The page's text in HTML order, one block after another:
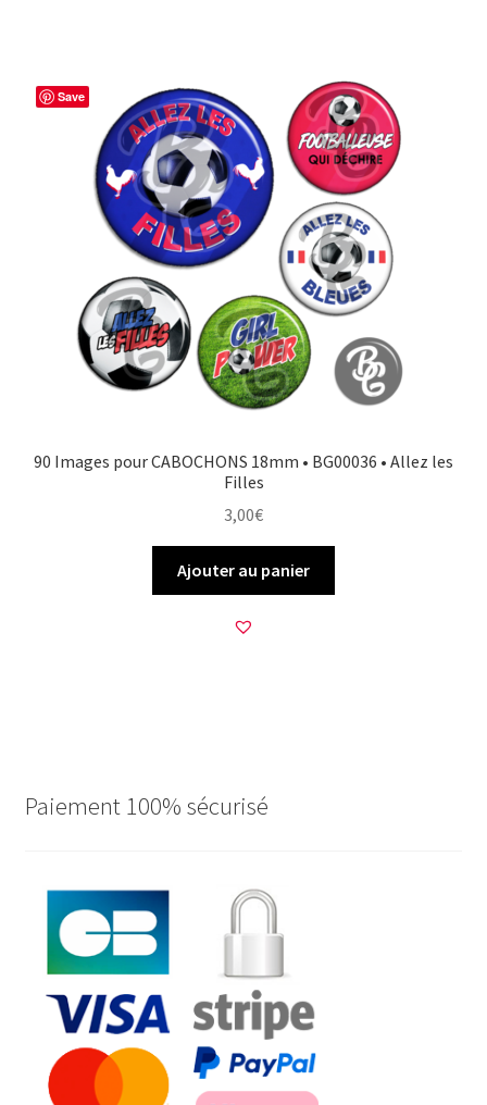
Save
90 Images pour CABOCHONS 18mm • BG00036 • Allez les
Filles
3,00€
Ajouter au panier
Paiement 100% sécurisé